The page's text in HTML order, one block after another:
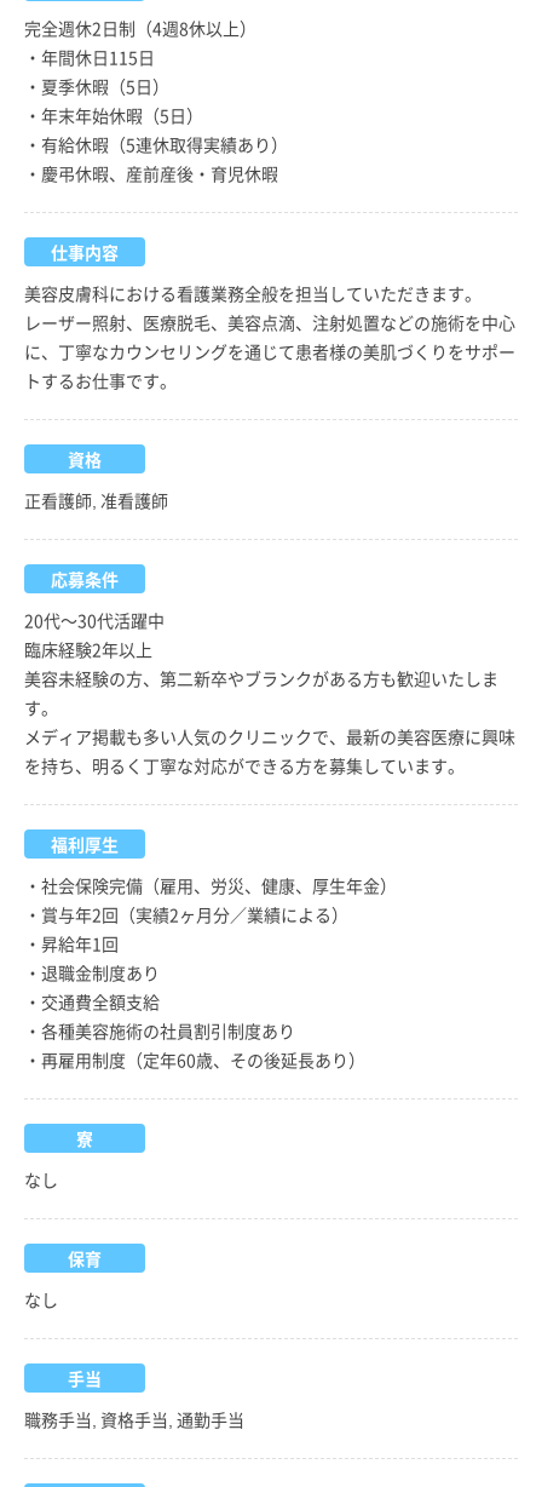
完全週休2日制（4週8休以上）
・年間休日115日
・夏季休暇（5日）
・年末年始休暇（5日）
・有給休暇（5連休取得実績あり）
・慶弔休暇、産前産後・育児休暇
仕事内容
美容皮膚科における看護業務全般を担当していただきます。
レーザー照射、医療脱毛、美容点滴、注射処置などの施術を中心
に、丁寧なカウンセリングを通じて患者様の美肌づくりをサポー
トするお仕事です。
資格
正看護師, 准看護師
応募条件
20代～30代活躍中
臨床経験2年以上
美容未経験の方、第二新卒やブランクがある方も歓迎いたしま
す。
メディア掲載も多い人気のクリニックで、最新の美容医療に興味
を持ち、明るく丁寧な対応ができる方を募集しています。
福利厚生
・社会保険完備（雇用、労災、健康、厚生年金）
・賞与年2回（実績2ヶ月分／業績による）
・昇給年1回
・退職金制度あり
・交通費全額支給
・各種美容施術の社員割引制度あり
・再雇用制度（定年60歳、その後延長あり）
寮
なし
保育
なし
手当
職務手当, 資格手当, 通勤手当